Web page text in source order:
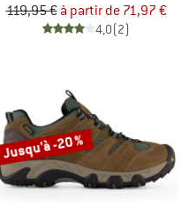
119,95 € à partir de 71,97 €
4,0(2)
Jusqu'à -20 %